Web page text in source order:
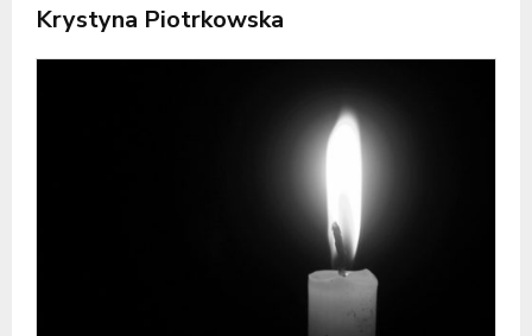
Krystyna Piotrkowska